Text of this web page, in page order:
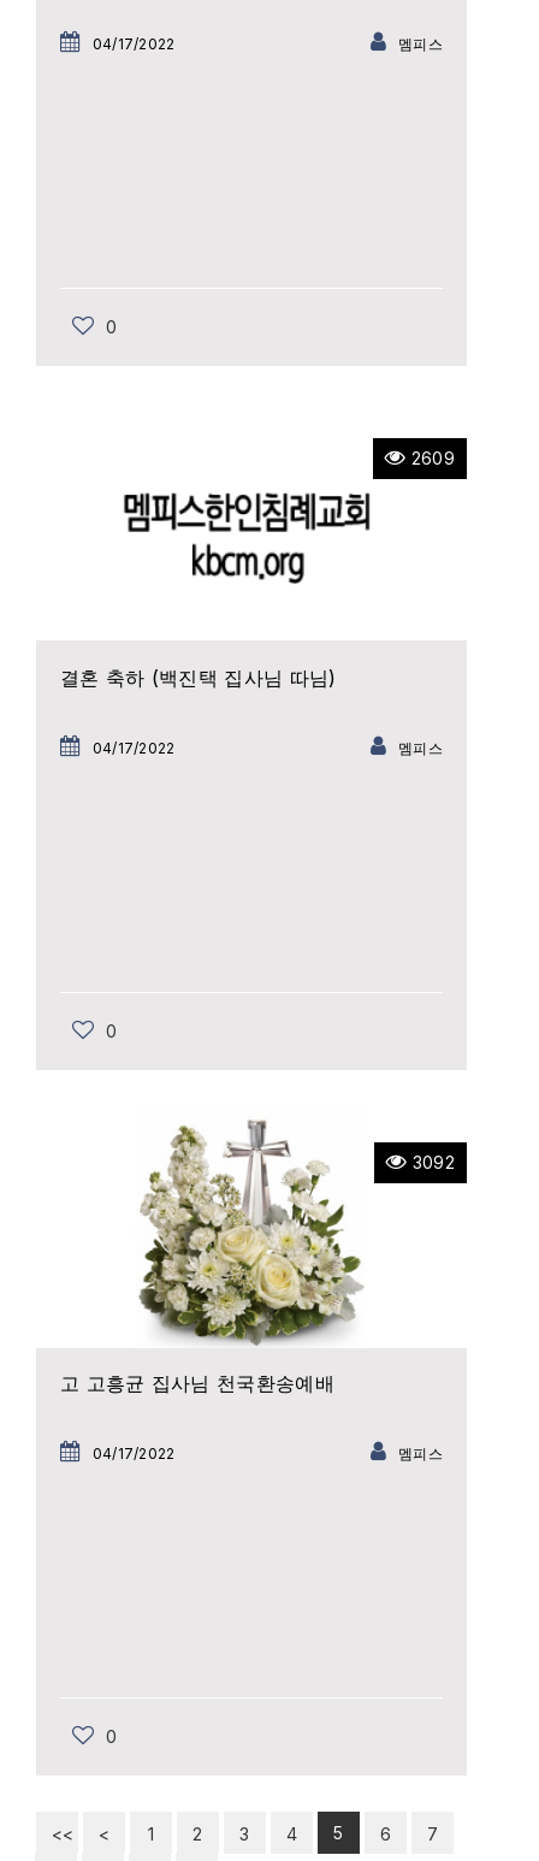
04/17/2022 멤피스
0
2609
결혼 축하 (백진택 집사님 따님)
04/17/2022 멤피스
0
3092
고 고흥균 집사님 천국환송예배
04/17/2022 멤피스
0
<< < 1 2 3 4 5 6 7